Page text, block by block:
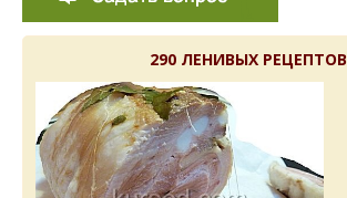
290 ЛЕНИВЫХ РЕЦЕПТОВ